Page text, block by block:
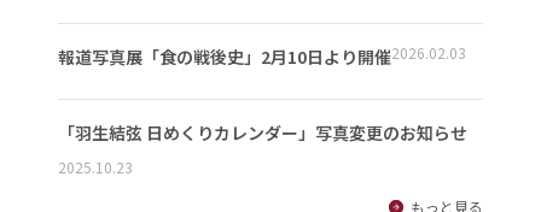
報道写真展「食の戦後史」2月10日より開催2026.02.03
「羽生結弦 日めくりカレンダー」写真変更のお知らせ
2025.10.23
もっと見る